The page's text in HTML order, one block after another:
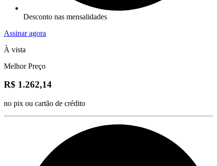
Desconto nas mensalidades
Assinar agora
À vista
Melhor Preço
R$ 1.262,14
no pix ou cartão de crédito